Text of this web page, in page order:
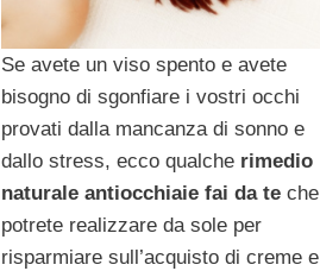
Se avete un viso spento e avete
bisogno di sgonfiare i vostri occhi
provati dalla mancanza di sonno e
dallo stress, ecco qualche rimedio
naturale antiocchiaie fai da te che
potrete realizzare da sole per
risparmiare sull’acquisto di creme e